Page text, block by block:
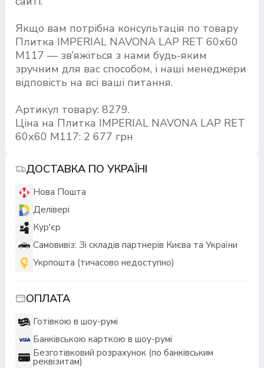
Якщо вам потрібна консультація по товару
Плитка IMPERIAL NAVONA LAP RET 60х60
M117 — зв’яжіться з нами будь-яким
зручним для вас способом, і наші менеджери
відповість на всі ваші питання.
Артикул товару: 8279.
Ціна на Плитка IMPERIAL NAVONA LAP RET
60х60 M117: 2 677 грн
ДОСТАВКА ПО УКРАЇНІ
Нова Пошта
Делівері
Кур'єр
Самовивіз: Зі складів партнерів Києва та України
Укрпошта (тичасово недоступно)
ОПЛАТА
Готівкою в шоу-румі
Банківською карткою в шоу-румі
Безготівковий розрахунок (по банківським
реквізитам)